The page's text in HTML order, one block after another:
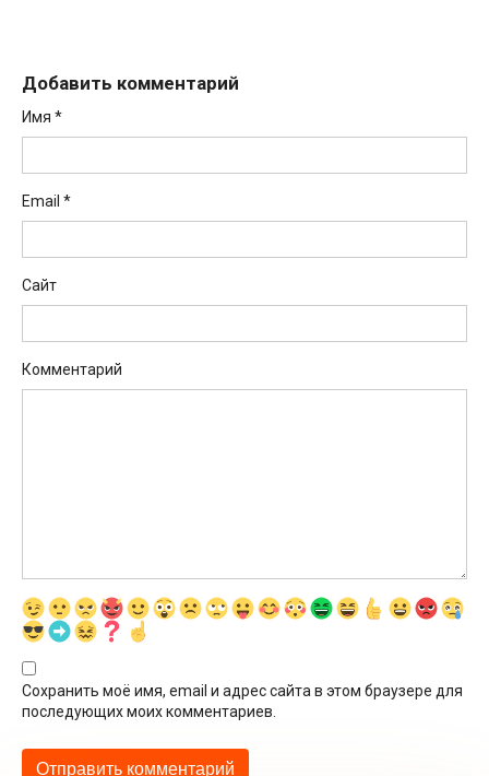
Добавить комментарий
Имя *
Email *
Сайт
Комментарий
Сохранить моё имя, email и адрес сайта в этом браузере для
последующих моих комментариев.